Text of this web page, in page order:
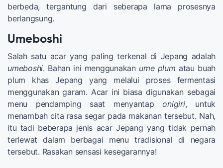
berbeda, tergantung dari seberapa lama prosesnya
berlangsung.
Umeboshi
Salah satu acar yang paling terkenal di Jepang adalah
umeboshi. Bahan ini menggunakan ume plum atau buah
plum khas Jepang yang melalui proses fermentasi
menggunakan garam. Acar ini biasa digunakan sebagai
menu pendamping saat menyantaponigiri, untuk
menambah cita rasa segar pada makanan tersebut. Nah,
itu tadi beberapa jenis acar Jepang yang tidak pernah
terlewat dalam berbagai menu tradisional di negara
tersebut. Rasakan sensasi kesegarannya!